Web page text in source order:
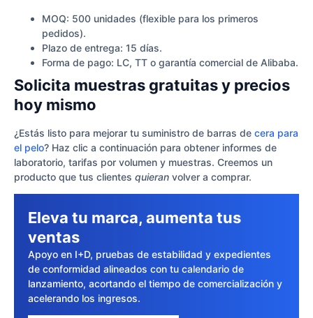
MOQ: 500 unidades (flexible para los primeros
pedidos).
Plazo de entrega: 15 días.
Forma de pago: LC, TT o garantía comercial de Alibaba.
Solicita muestras gratuitas y precios
hoy mismo
¿Estás listo para mejorar tu suministro de barras de cera para
el pelo? Haz clic a continuación para obtener informes de
laboratorio, tarifas por volumen y muestras. Creemos un
producto que tus clientes quieran volver a comprar.
Eleva tu marca, aumenta tus
ventas
Apoyo en I+D, pruebas de estabilidad y expedientes
de conformidad alineados con tu calendario de
lanzamiento, acortando el tiempo de comercialización y
acelerando los ingresos.